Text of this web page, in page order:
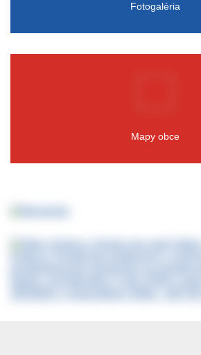
Fotogaléria
Mapy obce